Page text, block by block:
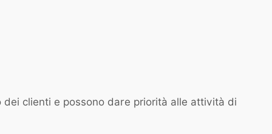
clienti e possono dare priorità alle attività di